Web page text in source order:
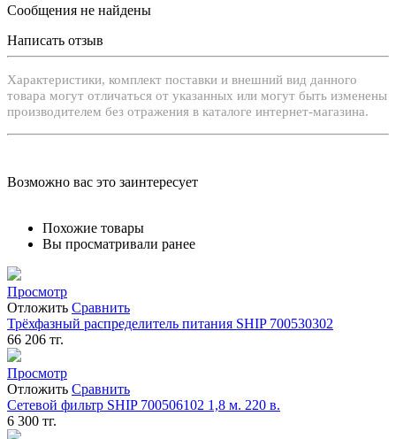
Сообщения не найдены
Написать отзыв
Xарактеристики, комплект поставки и внешний вид данного
товара могут отличаться от указанных или могут быть изменены
производителем без отражения в каталоге интернет-магазина.
Возможно вас это заинтересует
Похожие товары
Вы просматривали ранее
Просмотр
Отложить Сравнить
Трёхфазный распределитель питания SHIP 700530302
66 206 тг.
Просмотр
Отложить Сравнить
Сетевой фильтр SHIP 700506102 1,8 м. 220 в.
6 300 тг.